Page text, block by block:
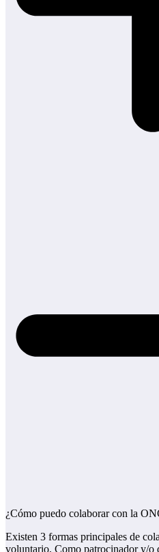
¿Cómo puedo colaborar con la
Existen 3 formas principales de
voluntario, Como patrocinador y/o